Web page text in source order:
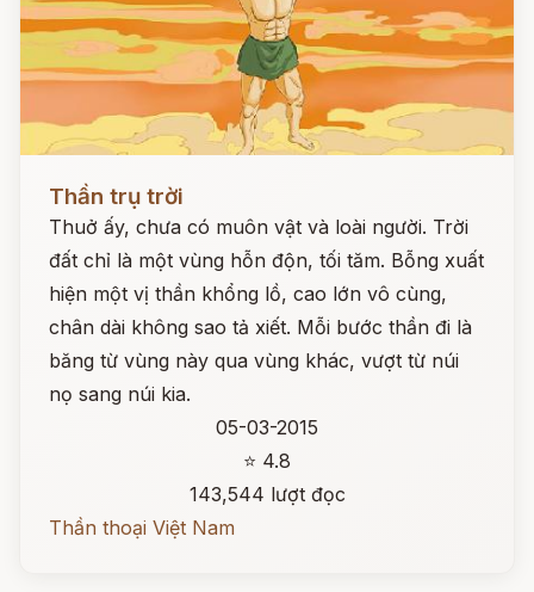
Đọc ngay
Thần trụ trời
Thuở ấy, chưa có muôn vật và loài người. Trời
đất chỉ là một vùng hỗn độn, tối tăm. Bỗng xuất
hiện một vị thần khổng lồ, cao lớn vô cùng,
chân dài không sao tả xiết. Mỗi bước thần đi là
băng từ vùng này qua vùng khác, vượt từ núi
nọ sang núi kia.
05-03-2015
⭐ 4.8
143,544 lượt đọc
Thần thoại Việt Nam